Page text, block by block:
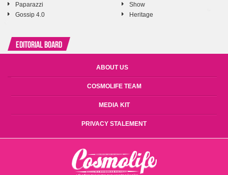
Paparazzi
Gossip 4.0
Show
Heritage
Editorial Board
ABOUT US
COSMOLIFE TEAM
MEDIA KIT
PRIVACY STALEMENT